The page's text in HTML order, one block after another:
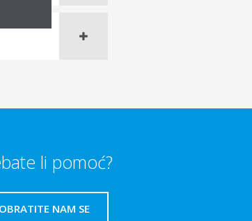
li pomoć?
OBRATITE NAM SE